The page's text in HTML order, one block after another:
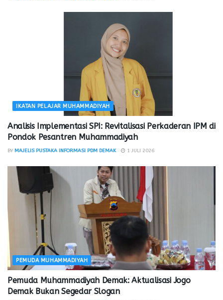
IKATAN PELAJAR MUHAMMADIYAH
Analisis Implementasi SPI: Revitalisasi Perkaderan IPM di
Pondok Pesantren Muhammadiyah
BY MAJELIS PUSTAKA INFORMASI PDM DEMAK 1 JULI 2026
PEMUDA MUHAMMADIYAH
Pemuda Muhammadiyah Demak: Aktualisasi Jogo
Demak Bukan Segedar Slogan